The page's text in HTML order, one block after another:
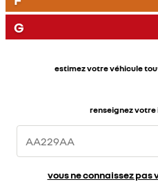
G
estimez votre véhicule
renseignez
vous ne connaissez